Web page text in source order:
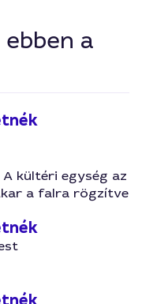
a
kültéri egység az
a falra rögzítve